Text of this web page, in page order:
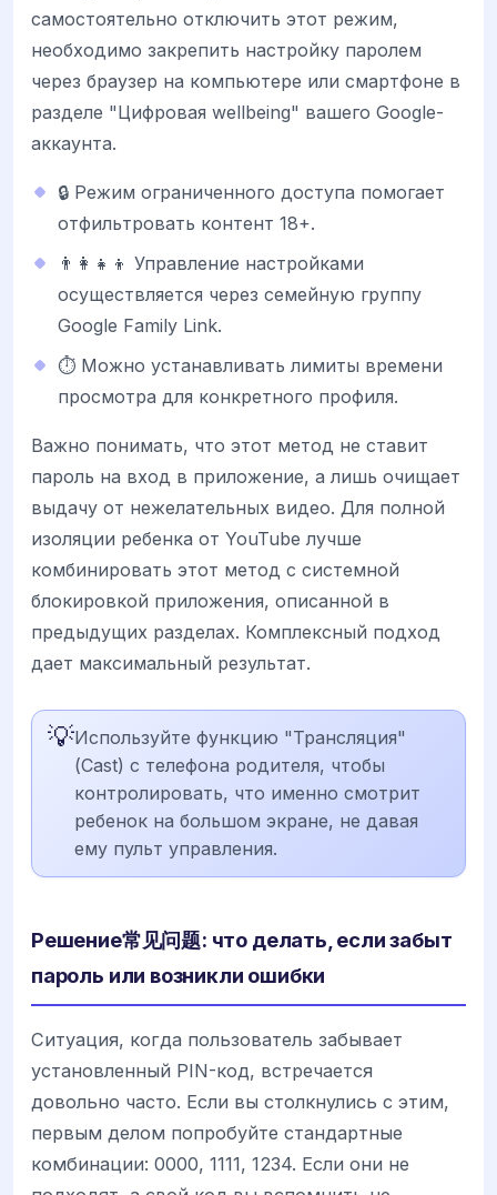
самостоятельно отключить этот режим,
необходимо закрепить настройку паролем
через браузер на компьютере или смартфоне в
разделе "Цифровая wellbeing" вашего Google-
аккаунта.
🔒 Режим ограниченного доступа помогает
отфильтровать контент 18+.
👨‍👩‍👧‍👦 Управление настройками
осуществляется через семейную группу
Google Family Link.
⏱️ Можно устанавливать лимиты времени
просмотра для конкретного профиля.
Важно понимать, что этот метод не ставит
пароль на вход в приложение, а лишь очищает
выдачу от нежелательных видео. Для полной
изоляции ребенка от YouTube лучше
комбинировать этот метод с системной
блокировкой приложения, описанной в
предыдущих разделах. Комплексный подход
дает максимальный результат.
💡Используйте функцию "Трансляция"
(Cast) с телефона родителя, чтобы
контролировать, что именно смотрит
ребенок на большом экране, не давая
ему пульт управления.
Решение常见问题: что делать, если забыт
пароль или возникли ошибки
Ситуация, когда пользователь забывает
установленный PIN-код, встречается
довольно часто. Если вы столкнулись с этим,
первым делом попробуйте стандартные
комбинации: 0000, 1111, 1234. Если они не